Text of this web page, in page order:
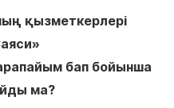
қызметкерлері
бап бойынша
ма?